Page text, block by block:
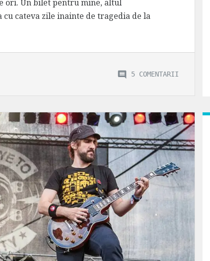
ori. Un bilet pentru mine, altul
cateva zile inainte de tragedia de la
5 COMENTARII